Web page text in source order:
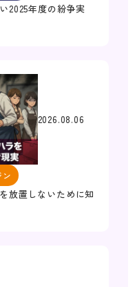
2025年度の紛争実
2026.08.06
放置しないために知